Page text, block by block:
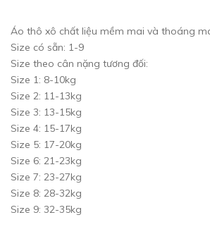
Áo thô xô chất liệu mềm mai và thoáng
Size có sẵn: 1-9
Size theo cân nặng tương đối:
Size 1: 8-10kg
Size 2: 11-13kg
Size 3: 13-15kg
Size 4: 15-17kg
Size 5: 17-20kg
Size 6: 21-23kg
Size 7: 23-27kg
Size 8: 28-32kg
Size 9: 32-35kg